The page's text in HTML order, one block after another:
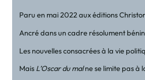
Paru en mai 2022 aux éditions
Ancré dans un cadre résolument
Les nouvelles consacrées à la vie
Mais L’Oscar du malne se limite pas à